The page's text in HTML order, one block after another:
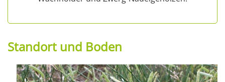
Standort und Boden